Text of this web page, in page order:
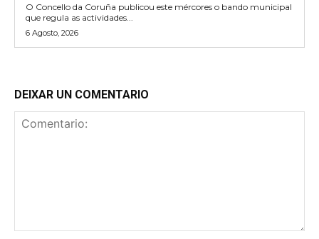
O Concello da Coruña publicou este mércores o bando municipal
que regula as actividades...
6 Agosto, 2026
DEIXAR UN COMENTARIO